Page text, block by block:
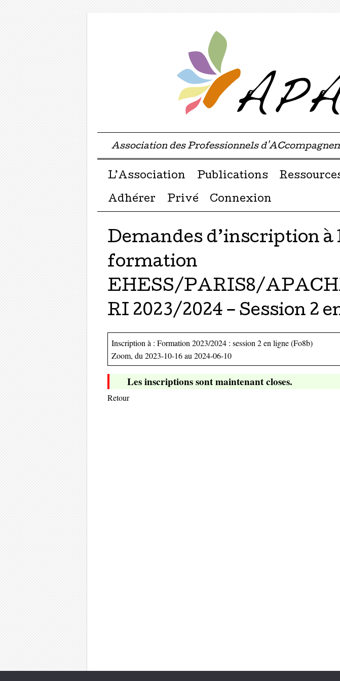
Association des Professionnels
Menu ☰
Passer directement au contenu
L’Association Publications
Adhérer Privé Connexion
Demandes d’inscription à
formation
EHESS/PARIS8/
RI 2023/2024 – Session 2
Inscription à : Formation 2023/2024 : session 2 en ligne (Fo8b)
Zoom, du 2023-10-16 au 2024-06-10
Les inscriptions sont maintenant closes.
Retour